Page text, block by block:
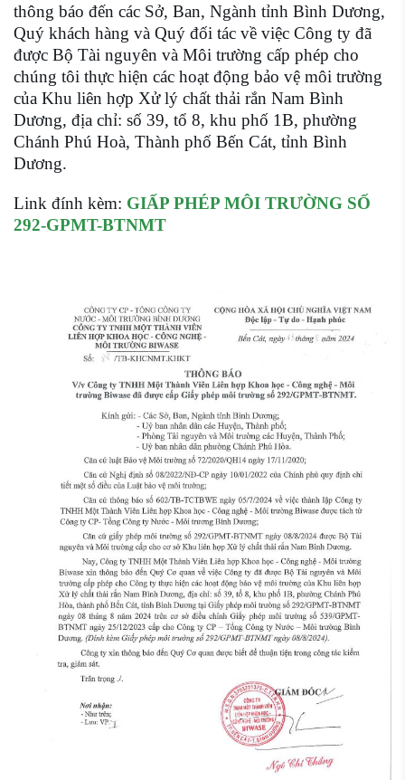
thông báo đến các Sở, Ban, Ngành tỉnh Bình Dương,
Quý khách hàng và Quý đối tác về việc Công ty đã
được Bộ Tài nguyên và Môi trường cấp phép cho
chúng tôi thực hiện các hoạt động bảo vệ môi trường
của Khu liên hợp Xử lý chất thải rắn Nam Bình
Dương, địa chỉ: số 39, tổ 8, khu phố 1B, phường
Chánh Phú Hoà, Thành phố Bến Cát, tỉnh Bình
Dương.
Link đính kèm: GIẤP PHÉP MÔI TRƯỜNG SỐ
292-GPMT-BTNMT